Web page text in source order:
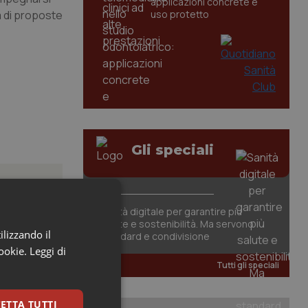
di proposte
si
mina...
uso protetto
Gli speciali
Sanità digitale per garantire più
salute e sostenibilità. Ma servono
standard e condivisione
Tutti gli speciali
il
Leggi di
TUTTI